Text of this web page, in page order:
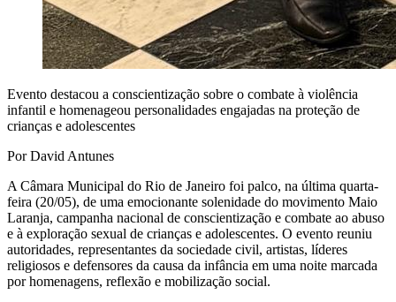
Evento destacou a conscientização sobre o combate à violência
infantil e homenageou personalidades engajadas na proteção de
crianças e adolescentes
Por David Antunes
A Câmara Municipal do Rio de Janeiro foi palco, na última quarta-
feira (20/05), de uma emocionante solenidade do movimento Maio
Laranja, campanha nacional de conscientização e combate ao abuso
e à exploração sexual de crianças e adolescentes. O evento reuniu
autoridades, representantes da sociedade civil, artistas, líderes
religiosos e defensores da causa da infância em uma noite marcada
por homenagens, reflexão e mobilização social.